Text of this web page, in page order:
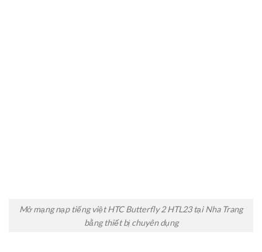
Mở mạng nạp tiếng việt HTC Butterfly 2 HTL23 tại Nha Trang
bằng thiết bị chuyên dụng